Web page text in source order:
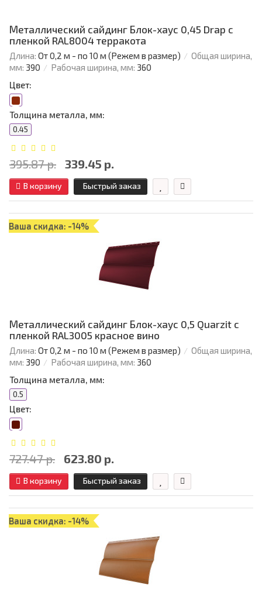
Металлический сайдинг Блок-хаус 0,45 Drap с
пленкой RAL8004 терракота
Длина: От 0,2 м - по 10 м (Режем в размер)
Общая ширина,
мм: 390 Рабочая ширина, мм: 360
Цвет:
Толщина металла, мм:
0.45
395.87 р. 339.45 р.
В корзину Быстрый заказ
Ваша скидка: -14%
Металлический сайдинг Блок-хаус 0,5 Quarzit с
пленкой RAL3005 красное вино
Длина: От 0,2 м - по 10 м (Режем в размер)
Общая ширина,
мм: 390 Рабочая ширина, мм: 360
Толщина металла, мм:
0.5
Цвет:
727.47 р. 623.80 р.
В корзину Быстрый заказ
Ваша скидка: -14%